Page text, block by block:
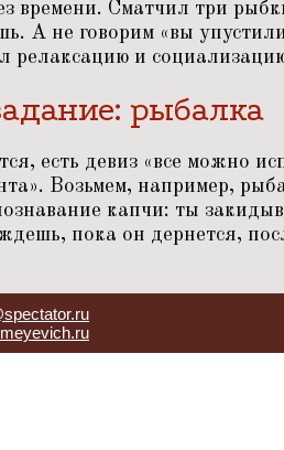
времени. Сматчил три
А не говорим «вы
релаксацию и
рыбалка
есть девиз «все можно
Возьмем, например,
капчи: ты
пока он дернется,